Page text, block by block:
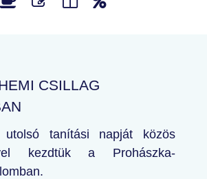
CSILLAG
utolsó tanítási napját közös
kezdtük a Prohászka-